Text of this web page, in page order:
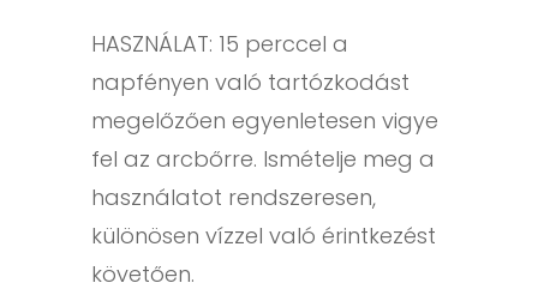
HASZNÁLAT: 15 perccel a
napfényen való tartózkodást
megelőzően egyenletesen vigye
fel az arcbőrre. Ismételje meg a
használatot rendszeresen,
különösen vízzel való érintkezést
követően.